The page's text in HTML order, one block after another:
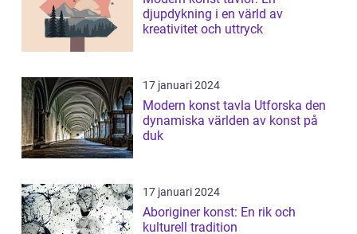
djupdykning i en värld av
kreativitet och uttryck
17 januari 2024
Modern konst tavla Utforska den
dynamiska världen av konst på
duk
17 januari 2024
Aboriginer konst: En rik och
kulturell tradition